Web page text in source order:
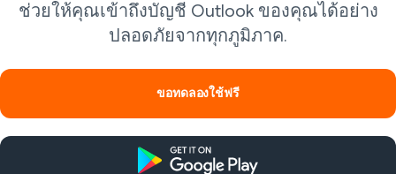
ช่วยให้คุณเข้าถึงบัญชี Outlook ของคุณได้อย่าง
ปลอดภัยจากทุกภูมิภาค.
ขอทดลองใช้ฟรี